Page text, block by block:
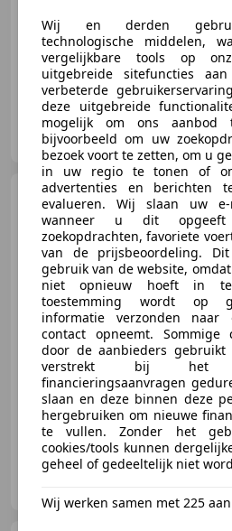
Autobedrijf Jan Kok B.V.
NL-8013 PE ZWOLLE
|
04/2022 46.144 km Benzine
Autobedrijf Jan Kok B.V.
Wij en derden
technologische middelen,
vergelijkbare tools op
uitgebreide sitefuncties
verbeterde
deze uitgebreide
mogelijk om ons aanbod
bijvoorbeeld om uw
bezoek voort te zetten, om u
in uw regio te tonen of
advertenties en berichten
evalueren. Wij slaan uw
wanneer u dit opgeeft
zoekopdrachten, favoriete
van de prijsbeoordeling.
gebruik van de website,
niet opnieuw hoeft in
toestemming wordt op
informatie verzonden naar
contact opneemt. Sommige
door de aanbieders
verstrekt bij het
financieringsaanvragen
slaan en deze binnen deze
hergebruiken om nieuwe
te vullen. Zonder het
cookies/tools kunnen
geheel of gedeeltelijk niet
Wij werken samen met 225